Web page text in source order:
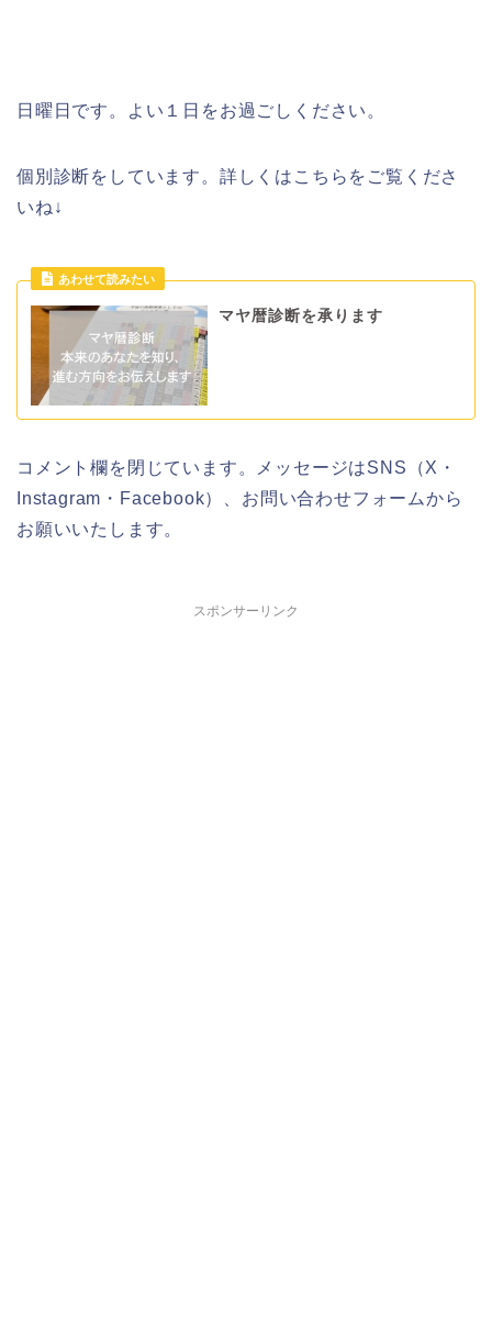
日曜日です。よい１日をお過ごしください。
個別診断をしています。詳しくはこちらをご覧くださ
いね↓
マヤ暦診断を承ります
コメント欄を閉じています。メッセージはSNS（X・
Instagram・Facebook）、お問い合わせフォームから
お願いいたします。
スポンサーリンク